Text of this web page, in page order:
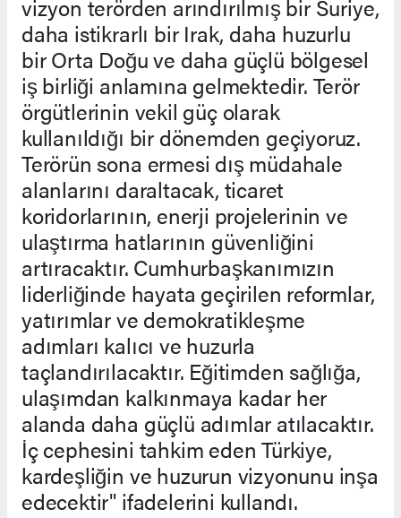
vizyon terörden arındırılmış bir Suriye,
daha istikrarlı bir Irak, daha huzurlu
bir Orta Doğu ve daha güçlü bölgesel
iş birliği anlamına gelmektedir. Terör
örgütlerinin vekil güç olarak
kullanıldığı bir dönemden geçiyoruz.
Terörün sona ermesi dış müdahale
alanlarını daraltacak, ticaret
koridorlarının, enerji projelerinin ve
ulaştırma hatlarının güvenliğini
artıracaktır. Cumhurbaşkanımızın
liderliğinde hayata geçirilen reformlar,
yatırımlar ve demokratikleşme
adımları kalıcı ve huzurla
taçlandırılacaktır. Eğitimden sağlığa,
ulaşımdan kalkınmaya kadar her
alanda daha güçlü adımlar atılacaktır.
İç cephesini tahkim eden Türkiye,
kardeşliğin ve huzurun vizyonunu inşa
edecektir" ifadelerini kullandı.